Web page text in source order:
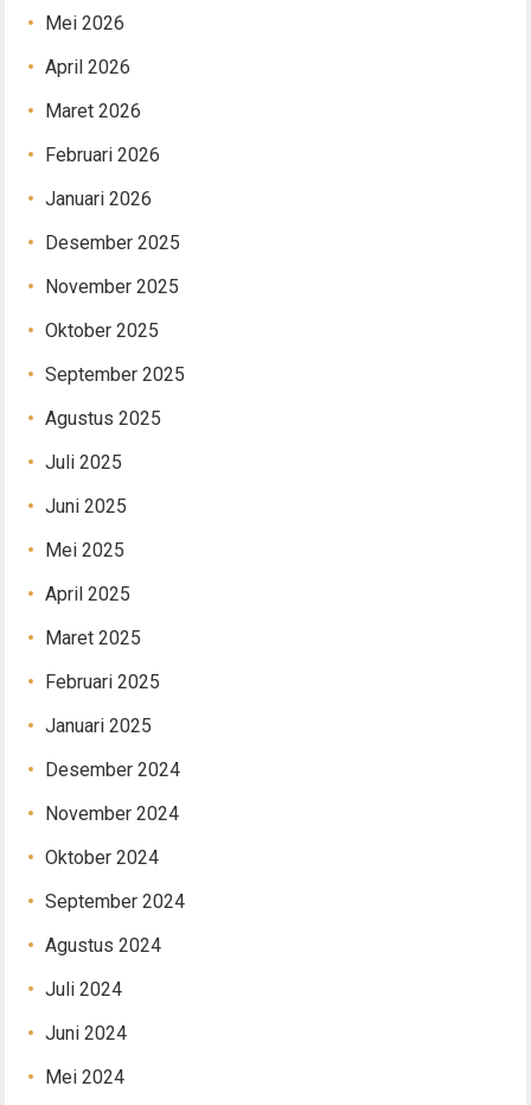
Mei 2026
April 2026
Maret 2026
Februari 2026
Januari 2026
Desember 2025
November 2025
Oktober 2025
September 2025
Agustus 2025
Juli 2025
Juni 2025
Mei 2025
April 2025
Maret 2025
Februari 2025
Januari 2025
Desember 2024
November 2024
Oktober 2024
September 2024
Agustus 2024
Juli 2024
Juni 2024
Mei 2024